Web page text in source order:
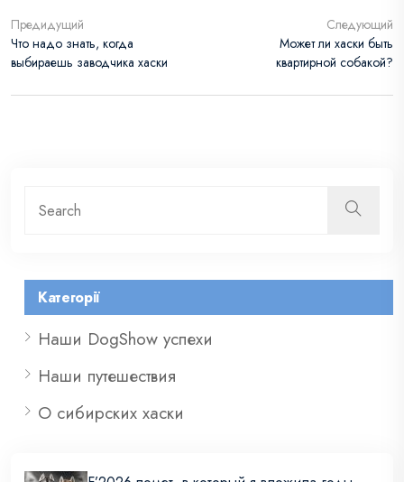
Предидущий
Что надо знать, когда
выбираешь заводчика хаски
Следующий
Может ли хаски быть
квартирной собакой?
Категорії
Наши DogShow успехи
Наши путешествия
О сибирских хаски